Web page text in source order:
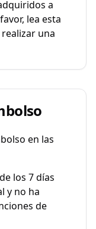
a
lea esta
una
en las
los 7 días
y no ha
de